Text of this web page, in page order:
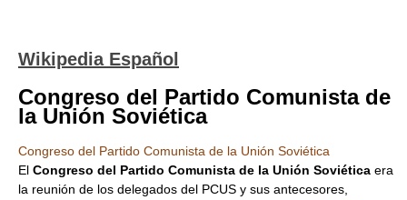
Wikipedia Español
Congreso del Partido Comunista de
la Unión Soviética
Congreso del Partido Comunista de la Unión Soviética
El Congreso del Partido Comunista de la Unión Soviética era
la reunión de los delegados del PCUS y sus antecesores,